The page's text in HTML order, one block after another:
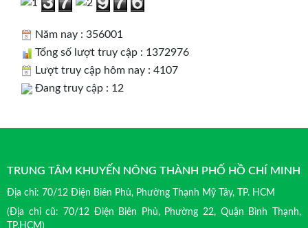
Năm nay : 356001
Tổng số lượt truy cập : 1372976
Lượt truy cập hôm nay : 4107
Đang truy cập : 12
TRUNG TÂM KHUYẾN NÔNG THÀNH PHỐ HỒ CHÍ MINH
Địa chỉ: 70/12 Điện Biên Phủ, Phường Thạnh Mỹ Tây, TP. HCM
(Địa chỉ cũ: 70/12 Điện Biên Phủ, Phường 22, Quận Bình Thạnh,
TP.HCM)